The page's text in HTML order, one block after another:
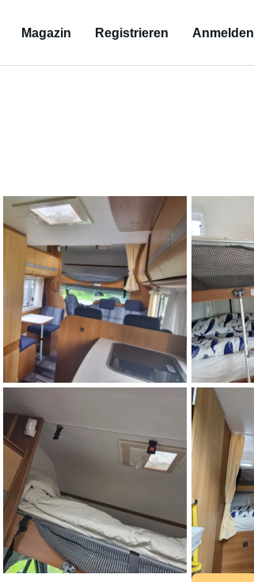
Magazin Registrieren Anmelden